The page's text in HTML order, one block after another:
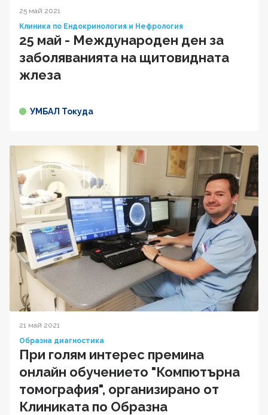
25 май 2021
Клиника по Ендокринология и Нефрология
25 май - Международен ден за
заболяванията на щитовидната
жлеза
УМБАЛ Токуда
21 май 2021
Образна диагностика
При голям интерес премина
онлайн обучението "Компютърна
томография", организирано от
Клиниката по Образна